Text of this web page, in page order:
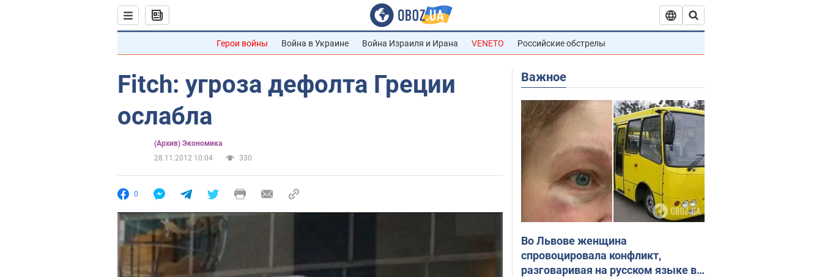
Герои войны Война в Украине Война Израиля и Ирана VENETO Российские обстрелы
Fitch: угроза дефолта Греции
ослабла
(Архив) Экономика
28.11.2012 10:04
330
0
Важное
Во Львове женщина
спровоцировала конфликт,
разговаривая на русском языке в